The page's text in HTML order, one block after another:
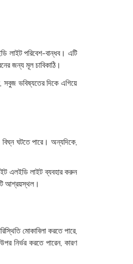
লাইট পরিবেশ-বান্ধব। এটি
জন্য মূল চাবিকাঠি।
ভবিষ্যতের দিকে এগিয়ে
ঘটতে পারে। অন্যদিকে,
এলইডি লাইট ব্যবহার করুন
আশ্রয়স্থল।
মোকাবিলা করতে পারে,
নির্ভর করতে পারেন, কারণ